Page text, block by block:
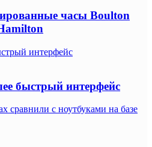
часы Boulton
интерфейс
быстрый интерфейс
сравнили с ноутбуками на базе